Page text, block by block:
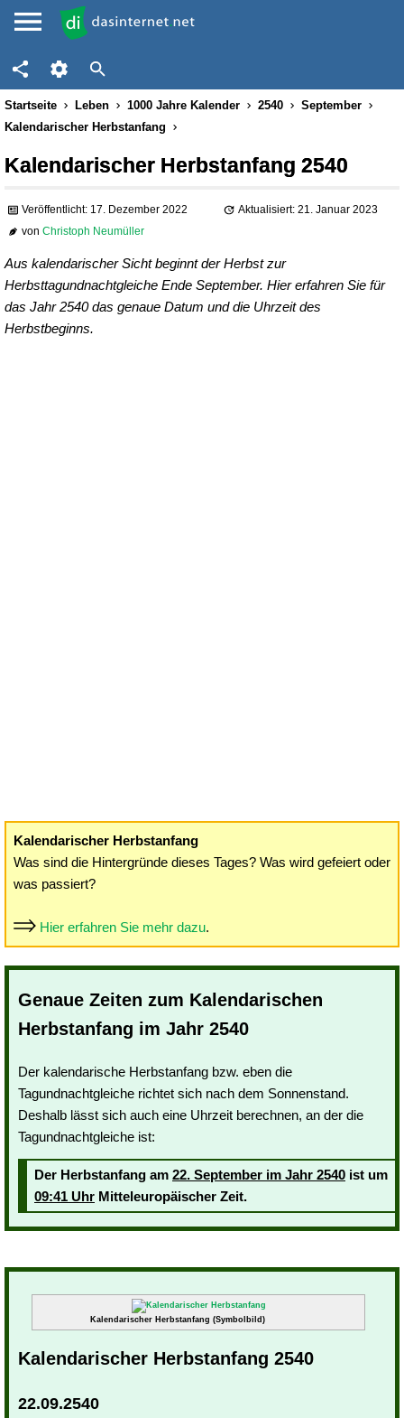
Startseite Leben 1000 Jahre Kalender 2540
September
Kalendarischer Herbstanfang
Kalendarischer Herbstanfang 2540
Veröffentlicht: 17. Dezember 2022
Aktualisiert: 21. Januar 2023
vonChristoph Neumüller
Aus kalendarischer Sicht beginnt der Herbst zur
Herbsttagundnachtgleiche Ende September. Hier erfahren Sie für
das Jahr 2540 das genaue Datum und die Uhrzeit des
Herbstbeginns.
Kalendarischer Herbstanfang
Was sind die Hintergründe dieses Tages? Was wird gefeiert oder
was passiert?
Hier erfahren Sie mehr dazu.
Genaue Zeiten zum Kalendarischen
Herbstanfang im Jahr 2540
Der kalendarische Herbstanfang bzw. eben die
Tagundnachtgleiche richtet sich nach dem Sonnenstand.
Deshalb lässt sich auch eine Uhrzeit berechnen, an der die
Tagundnachtgleiche ist:
Der Herbstanfang am 22. September im Jahr 2540 ist um
09:41 Uhr Mitteleuropäischer Zeit.
Kalendarischer Herbstanfang (Symbolbild)
Kalendarischer Herbstanfang 2540
22.09.2540